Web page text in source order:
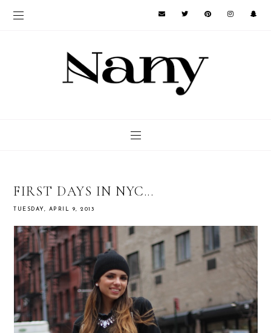
FIRST DAYS IN NYC...
TUESDAY, APRIL 9, 2013